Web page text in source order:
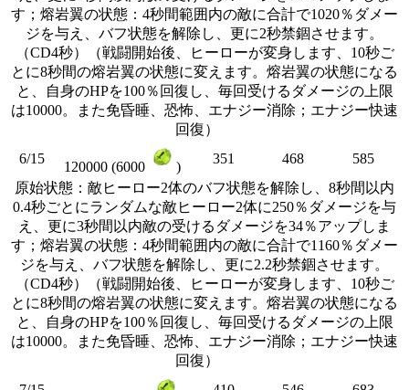
す；熔岩翼の状態：4秒間範囲内の敵に合計で1020％ダメー
ジを与え、バフ状態を解除し、更に2秒禁錮させます。
（CD4秒）（戦闘開始後、ヒーローが変身します、10秒ご
とに8秒間の熔岩翼の状態に変えます。熔岩翼の状態になる
と、自身のHPを100％回復し、毎回受けるダメージの上限
は10000。また免昏睡、恐怖、エナジー消除；エナジー快速
回復）
6/15
120000 (6000 )
351 468
585
原始状態：敵ヒーロー2体のバフ状態を解除し、8秒間以内
0.4秒ごとにランダムな敵ヒーロー2体に250％ダメージを与
え、更に3秒間以内敵の受けるダメージを34％アップしま
す；熔岩翼の状態：4秒間範囲内の敵に合計で1160％ダメー
ジを与え、バフ状態を解除し、更に2.2秒禁錮させます。
（CD4秒）（戦闘開始後、ヒーローが変身します、10秒ご
とに8秒間の熔岩翼の状態に変えます。熔岩翼の状態になる
と、自身のHPを100％回復し、毎回受けるダメージの上限
は10000。また免昏睡、恐怖、エナジー消除；エナジー快速
回復）